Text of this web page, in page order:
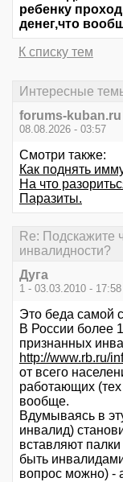
ребенку
денег,что
К списку тем
Интересные
forums-kuban.ru
08.08.2026 - 03:57
Смотри также:
Как поднять
На что
Паразиты.
Re: Подскажите
инвалидности?
Дуга
1 - 03.03.2010 - 17:58
Это беда самой
В России более
признанных
http://www.rb.ru/
от всего
работающих (тех
вообще.
Вдумываясь в
инвалид)
вставляют
быть
вопрос можно) -